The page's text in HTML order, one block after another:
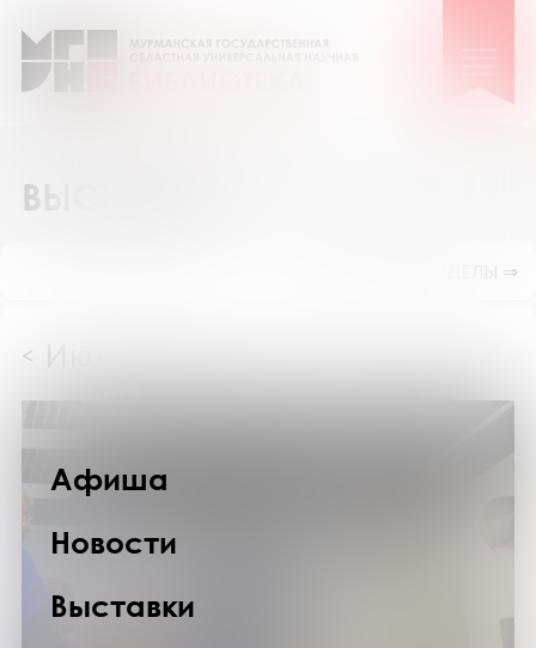
Афиша
Новости
Выставки
ВЫСТАВКИ
< Июль 2026
ПОКАЗАТЬ ПОДРАЗДЕЛЫ ⇒